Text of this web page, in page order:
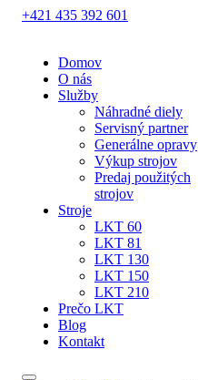
+421 435 392 601
Domov
O nás
Služby
Náhradné diely
Servisný partner
Generálne opravy
Výkup strojov
Predaj použitých
strojov
Stroje
LKT 60
LKT 81
LKT 130
LKT 150
LKT 210
Prečo LKT
Blog
Kontakt